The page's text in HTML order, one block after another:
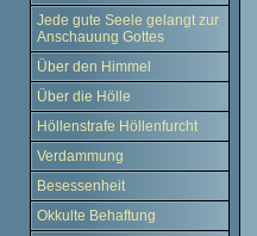
Jede gute Seele gelangt zur
Anschauung Gottes
Über den Himmel
Über die Hölle
Höllenstrafe Höllenfurcht
Verdammung
Besessenheit
Okkulte Behaftung